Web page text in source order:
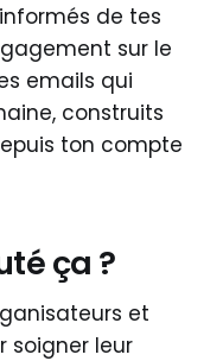
de tes
sur le
emails qui
construits
ton compte
ça ?
et
soigner leur